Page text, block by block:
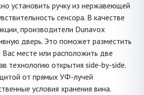
установить ручку из нержавеющей
сенсора. В качестве
производители Dunavox
дверь. Это поможет разместить
месте или расположить две
технологию открытия side-by-side.
от прямых УФ-лучей
условия хранения вина.